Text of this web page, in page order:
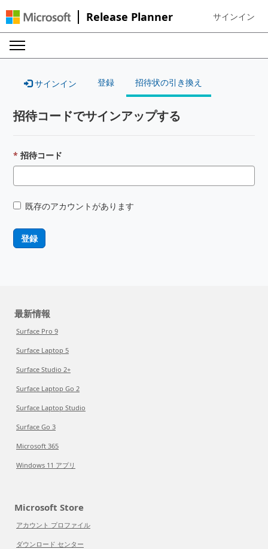
Release Planner Sign in to
サインイン
サインイン 登録 招待状の引き換え
招待コードでサインアップする
招待コード
既存のアカウントがあります
登録
最新情報
Surface Pro 9
Surface Laptop 5
Surface Studio 2+
Surface Laptop Go 2
Surface Laptop Studio
Surface Go 3
Microsoft 365
Windows 11 アプリ
Microsoft Store
アカウント プロファイル
ダウンロード センター